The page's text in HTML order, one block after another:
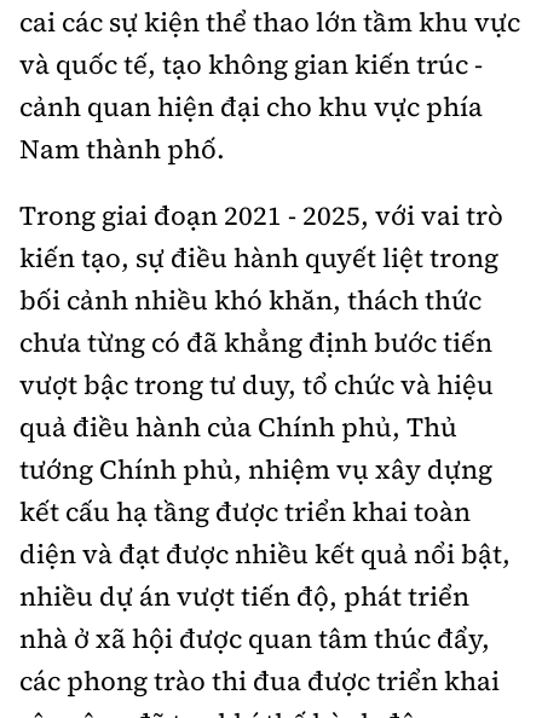
cai các sự kiện thể thao lớn tầm khu vực
và quốc tế, tạo không gian kiến trúc -
cảnh quan hiện đại cho khu vực phía
Nam thành phố.
Trong giai đoạn 2021 - 2025, với vai trò
kiến tạo, sự điều hành quyết liệt trong
bối cảnh nhiều khó khăn, thách thức
chưa từng có đã khẳng định bước tiến
vượt bậc trong tư duy, tổ chức và hiệu
quả điều hành của Chính phủ, Thủ
tướng Chính phủ, nhiệm vụ xây dựng
kết cấu hạ tầng được triển khai toàn
diện và đạt được nhiều kết quả nổi bật,
nhiều dự án vượt tiến độ, phát triển
nhà ở xã hội được quan tâm thúc đẩy,
các phong trào thi đua được triển khai